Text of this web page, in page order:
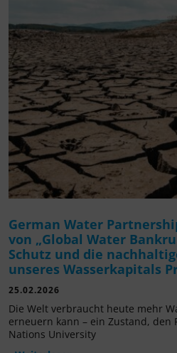
German Water
von „Global Water
Schutz und die
unseres Wasserkapitals
25.02.2026
Die Welt verbraucht heute mehr
erneuern kann – ein Zustand, den
Nations University